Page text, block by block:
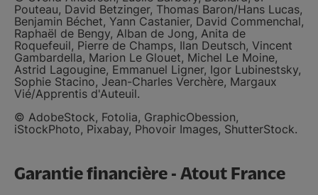
Pouteau, David Betzinger, Thomas Baron/Hans Lucas,
Benjamin Béchet, Yann Castanier, David Commenchal,
Raphaël de Bengy, Alban de Jong, Anita de
Roquefeuil, Pierre de Champs, Ilan Deutsch, Vincent
Gambardella, Marion Le Glouet, Michel Le Moine,
Astrid Lagougine, Emmanuel Ligner, Igor Lubinestsky,
Sophie Stacino, Jean-Charles Verchère, Margaux
Vié/Apprentis d'Auteuil.
© AdobeStock, Fotolia, GraphicObession,
iStockPhoto, Pixabay, Phovoir Images, ShutterStock.
Garantie financière - Atout France